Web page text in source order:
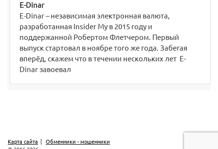
E-Dinar
E-Dinar – независимая электронная валюта,
разработанная Insider My в 2015 году и
поддержанной Робертом Флетчером. Первый
выпуск стартовал в ноябре того же года. Забегая
вперёд, скажем что в течении нескольких лет E-
Dinar завоевал
Карта сайта
Обменники - мошенники